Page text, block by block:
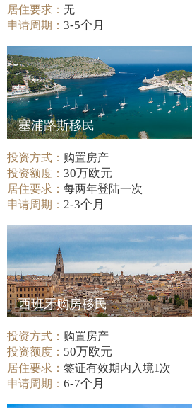
居住要求：无
申请周期：3-5个月
塞浦路斯移民
投资方式： 购置房产
投资额度：30万欧元
居住要求：每两年登陆一次
申请周期： 2-3个月
西班牙购房移民
投资方式： 购置房产
投资额度： 50万欧元
居住要求：签证有效期内入境1次
申请周期：6-7个月